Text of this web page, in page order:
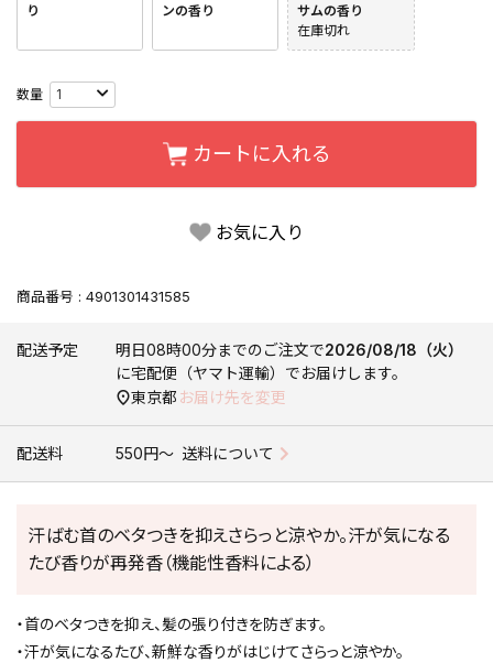
り
ンの香り
サムの香り
在庫切れ
お気に入り
カートに入れる
商品番号 4901301431585
配送予定 明日08時00分までのご注文で2026/08/18（火）
に宅配便（ヤマト運輸） でお届けします。
東京都 お届け先を変更
配送料 550円〜 送料について
汗ばむ首のベタつきを抑えさらっと涼やか。汗が気になる
たび香りが再発香（機能性香料による）
・首のベタつきを抑え、髪の張り付きを防ぎます。
・汗が気になるたび、新鮮な香りがはじけてさらっと涼やか。